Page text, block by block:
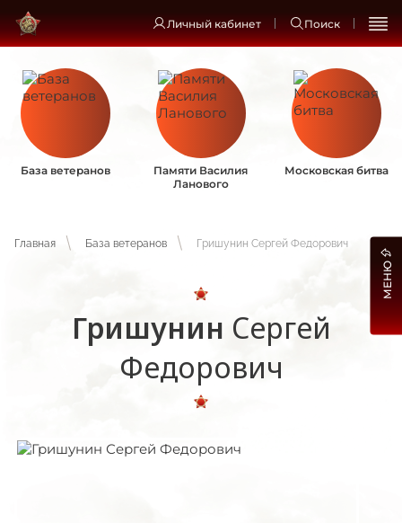
Личный кабинет Поиск
База ветеранов
Памяти Василия
Ланового
Московская битва
Главная База ветеранов Гришунин Сергей Федорович
Гришунин Сергей
Федорович
МЕНЮ